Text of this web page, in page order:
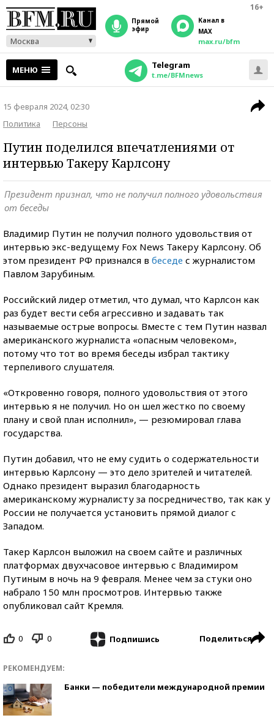
16+
Москва
прямой
эфир
Канал в
MAX
max.ru/bfm
МЕНЮ Telegram
t.me/BFMnews
15 февраля 2024, 02:30
Политика
Персоны
Путин поделился впечатлениями от
интервью Такеру Карлсону
Президент признал, что не получил полного удовольствия
от беседы
Владимир Путин не получил полного удовольствия от
интервью экс-ведущему Fox News Такеру Карлсону. Об
этом президент РФ признался в беседе с журналистом
Павлом Зарубиным.
Российский лидер отметил, что думал, что Карлсон как
раз будет вести себя агрессивно и задавать так
называемые острые вопросы. Вместе с тем Путин назвал
американского журналиста «опасным человеком»,
потому что тот во время беседы избрал тактику
терпеливого слушателя.
«Откровенно говоря, полного удовольствия от этого
интервью я не получил. Но он шел жестко по своему
плану и свой план исполнил», — резюмировал глава
государства.
Путин добавил, что не ему судить о содержательности
интервью Карлсону — это дело зрителей и читателей.
Однако президент выразил благодарность
американскому журналисту за посредничество, так как у
России не получается установить прямой диалог с
Западом.
Такер Карлсон выложил на своем сайте и различных
платформах двухчасовое интервью с Владимиром
Путиным в ночь на 9 февраля. Менее чем за стуки оно
набрало 150 млн просмотров. Интервью также
опубликовал сайт Кремля.
0 0 Подпишись Поделиться
РЕКОМЕНДУЕМ:
Банки — победители международной премии